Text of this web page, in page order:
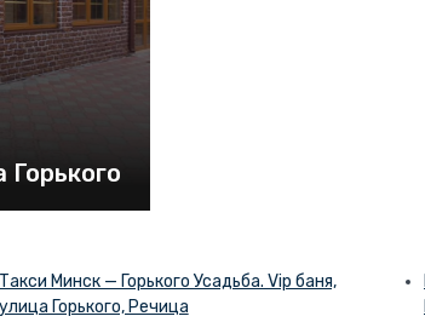
Горького
Такси Минск — Горького Усадьба. Vip баня,
улица Горького, Речица